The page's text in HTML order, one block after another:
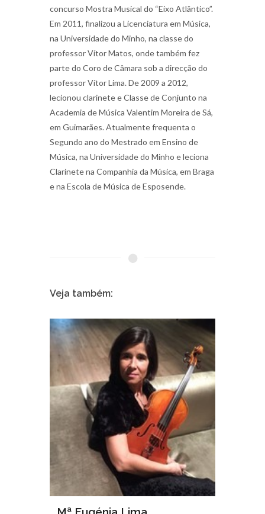
concurso Mostra Musical do “Eixo Atlântico”.
Em 2011, finalizou a Licenciatura em Música,
na Universidade do Minho, na classe do
professor Vítor Matos, onde também fez
parte do Coro de Câmara sob a direcção do
professor Vítor Lima. De 2009 a 2012,
lecionou clarinete e Classe de Conjunto na
Academia de Música Valentim Moreira de Sá,
em Guimarães. Atualmente frequenta o
Segundo ano do Mestrado em Ensino de
Música, na Universidade do Minho e leciona
Clarinete na Companhia da Música, em Braga
e na Escola de Música de Esposende.
Veja também: